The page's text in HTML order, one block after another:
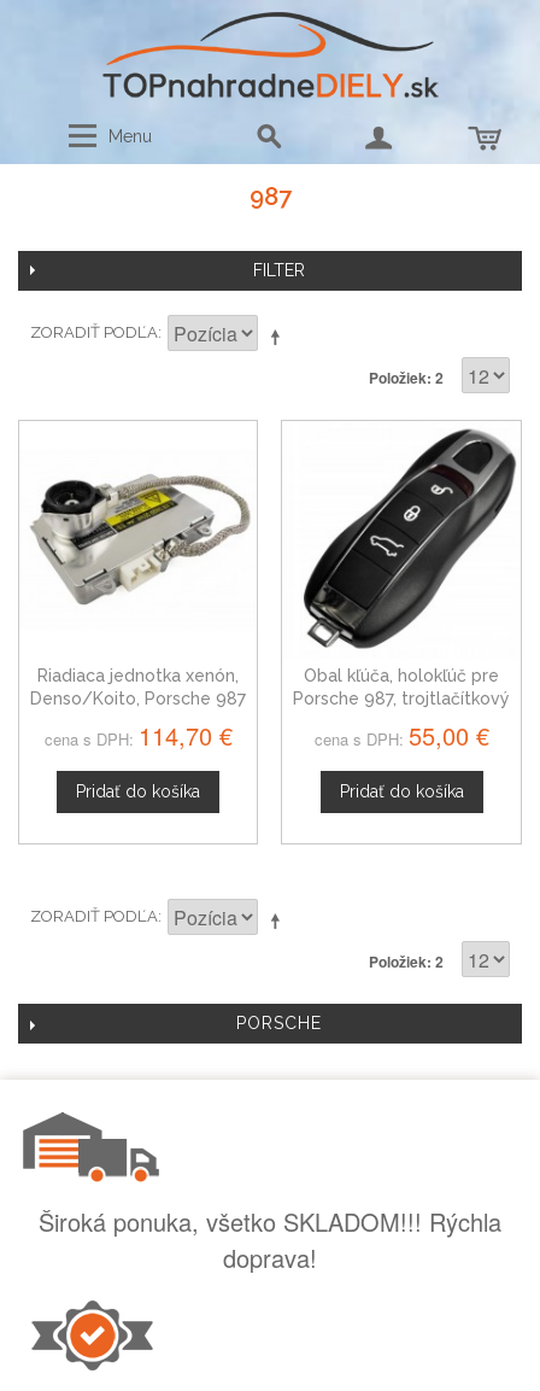
Menu
987
FILTER
ZORADIŤ PODĽA
Položiek: 2
Riadiaca jednotka xenón,
Denso/Koito, Porsche 987
cena s DPH: 114,70 €
Pridať do košíka
Obal kľúča, holokľúč pre
Porsche 987, trojtlačítkový
cena s DPH: 55,00 €
Pridať do košíka
ZORADIŤ PODĽA
Položiek: 2
PORSCHE
Široká ponuka, všetko SKLADOM!!! Rýchla
doprava!